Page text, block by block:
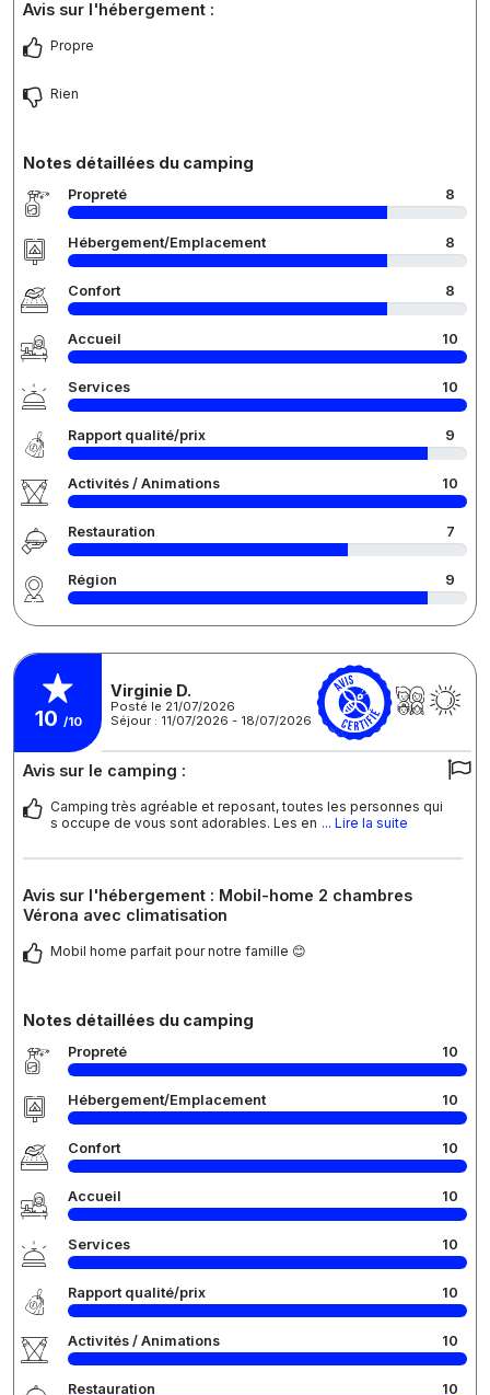
Avis sur l'hébergement :
Propre
Rien
Notes détaillées du camping
Propreté 8
Hébergement/Emplacement 8
Confort 8
Accueil 10
Services 10
Rapport qualité/prix 9
Activités / Animations 10
Restauration 7
Région 9
10 /10
Virginie D.
Posté le 21/07/2026
Séjour : 11/07/2026 - 18/07/2026
Avis sur le camping :
Camping très agréable et reposant, toutes les personnes qui
s occupe de vous sont adorables. Les en ... Lire la suite
Avis sur l'hébergement : Mobil-home 2 chambres
Vérona avec climatisation
Mobil home parfait pour notre famille 😊
Notes détaillées du camping
Propreté 10
Hébergement/Emplacement 10
Confort 10
Accueil 10
Services 10
Rapport qualité/prix 10
Activités / Animations 10
Restauration 10